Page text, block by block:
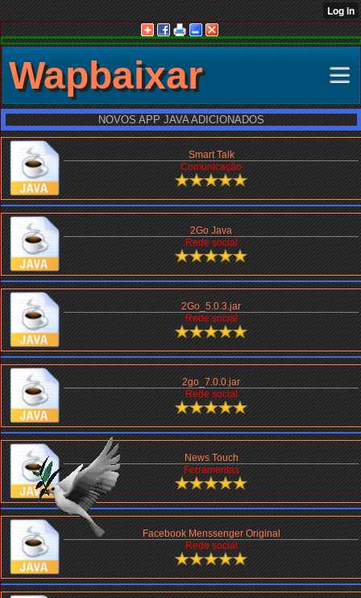
Wapbaixar
NOVOS APP JAVA ADICIONADOS
Smart Talk
Comunicação
2Go Java
Rede social
2Go_5.0.3.jar
Rede social
2go_7.0.0.jar
Rede social
News Touch
Ferramentas
Facebook Menssenger Original
Rede social